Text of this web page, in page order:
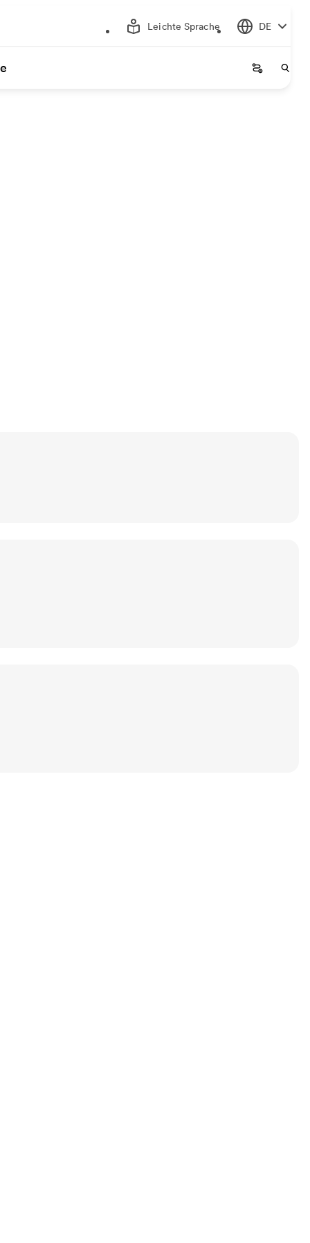
Leichte Sprache DE
Startseite